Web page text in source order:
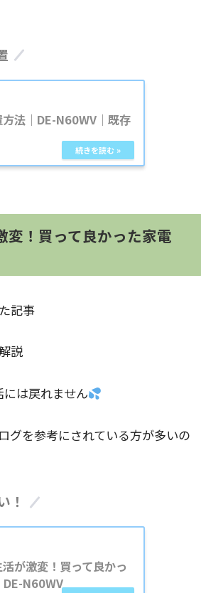
方法｜DE-N60WV｜既存
！買って良かった家電
記事
説
は戻れません
グを参考にされている方が多いの
！
が激変！買って良かっ
N60WV